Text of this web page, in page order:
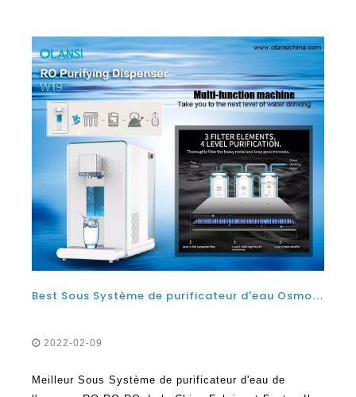
2022-02-09
Meilleur Sous Système de purificateur d'eau de